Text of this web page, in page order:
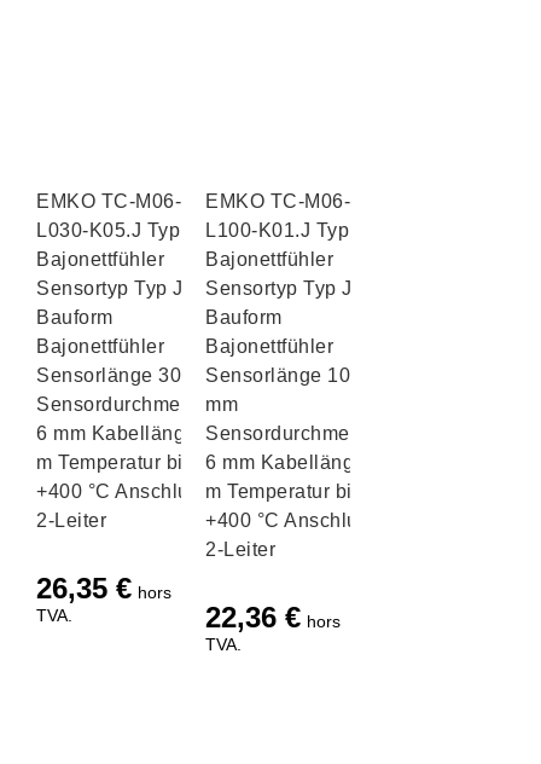
EMKO TC-M06-
L030-K05.J Typ J
Bajonettfühler
Sensortyp Typ J
Bauform
Bajonettfühler
Sensorlänge 30 mm
Sensordurchmesser
6 mm Kabellänge 5
m Temperatur bis
+400 °C Anschluss
2-Leiter
26,35 € hors
TVA.
EMKO TC-M06-
L100-K01.J Typ J
Bajonettfühler
Sensortyp Typ J
Bauform
Bajonettfühler
Sensorlänge 100
mm
Sensordurchmesser
6 mm Kabellänge 1
m Temperatur bis
+400 °C Anschluss
2-Leiter
22,36 € hors
TVA.